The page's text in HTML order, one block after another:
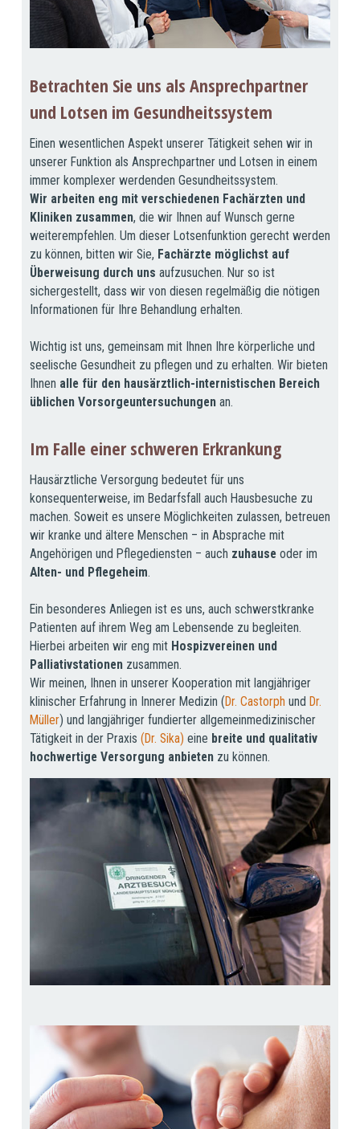
Betrachten Sie uns als Ansprechpartner
und Lotsen im Gesundheitssystem
Einen wesentlichen Aspekt unserer Tätigkeit sehen wir in
unserer Funktion als Ansprechpartner und Lotsen in einem
immer komplexer werdenden Gesundheitssystem.
Wir arbeiten eng mit verschiedenen Fachärzten und
Kliniken zusammen, die wir Ihnen auf Wunsch gerne
weiterempfehlen. Um dieser Lotsenfunktion gerecht werden
zu können, bitten wir Sie, Fachärzte möglichst auf
Überweisung durch uns aufzusuchen. Nur so ist
sichergestellt, dass wir von diesen regelmäßig die nötigen
Informationen für Ihre Behandlung erhalten.
Wichtig ist uns, gemeinsam mit Ihnen Ihre körperliche und
seelische Gesundheit zu pflegen und zu erhalten. Wir bieten
Ihnen alle für den hausärztlich-internistischen Bereich
üblichen Vorsorgeuntersuchungenan.
Im Falle einer schweren Erkrankung
Hausärztliche Versorgung bedeutet für uns
konsequenterweise, im Bedarfsfall auch Hausbesuche zu
machen. Soweit es unsere Möglichkeiten zulassen, betreuen
wir kranke und ältere Menschen – in Absprache mit
Angehörigen und Pflegediensten – auch zuhauseoder im
Alten- und Pflegeheim.
Ein besonderes Anliegen ist es uns, auch schwerstkranke
Patienten auf ihrem Weg am Lebensende zu begleiten.
Hierbei arbeiten wir eng mit Hospizvereinen und
Palliativstationenzusammen.
Wir meinen, Ihnen in unserer Kooperation mit langjähriger
klinischer Erfahrung in Innerer Medizin (Dr. Castorph und Dr.
Müller) und langjähriger fundierter allgemeinmedizinischer
Tätigkeit in der Praxis (Dr. Sika) eine breite und qualitativ
hochwertige Versorgung anbietenzu können.